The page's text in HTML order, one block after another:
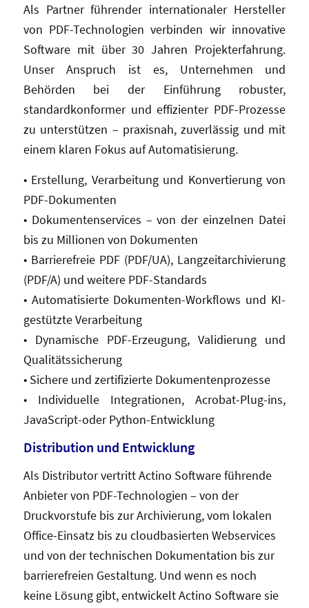
Als Partner führender internationaler Hersteller
von PDF-Technologien verbinden wir innovative
Software mit über 30 Jahren Projekterfahrung.
Unser Anspruch ist es, Unternehmen und
Behörden bei der Einführung robuster,
standardkonformer und effizienter PDF-Prozesse
zu unterstützen – praxisnah, zuverlässig und mit
einem klaren Fokus auf Automatisierung.
• Erstellung, Verarbeitung und Konvertierung von
PDF-Dokumenten
• Dokumentenservices – von der einzelnen Datei
bis zu Millionen von Dokumenten
• Barrierefreie PDF (PDF/UA), Langzeitarchivierung
(PDF/A) und weitere PDF-Standards
• Automatisierte Dokumenten-Workflows und KI-
gestützte Verarbeitung
• Dynamische PDF-Erzeugung, Validierung und
Qualitätssicherung
• Sichere und zertifizierte Dokumentenprozesse
• Individuelle Integrationen, Acrobat-Plug-ins,
JavaScript-oder Python-Entwicklung
Distribution und Entwicklung
Als Distributor vertritt Actino Software führende
Anbieter von PDF-Technologien – von der
Druckvorstufe bis zur Archivierung, vom lokalen
Office-Einsatz bis zu cloudbasierten Webservices
und von der technischen Dokumentation bis zur
barrierefreien Gestaltung. Und wenn es noch
keine Lösung gibt, entwickelt Actino Software sie